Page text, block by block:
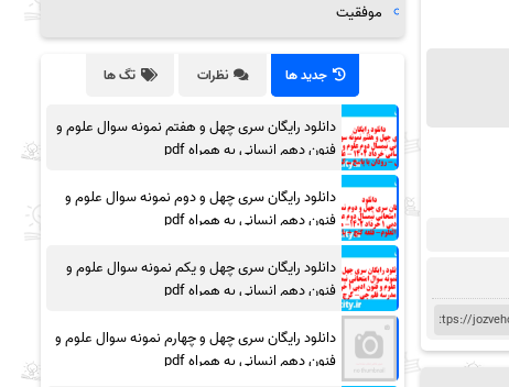
موفقیت
جدید ها نظرات تگ ها
دانلود رایگان سری چهل و هفتم نمونه سوال علوم و
فنون دهم انسانی به همراه pdf
دانلود رایگان سری چهل و دوم نمونه سوال علوم و
فنون دهم انسانی به همراه pdf
دانلود رایگان سری چهل و یکم نمونه سوال علوم و
فنون دهم انسانی به همراه pdf
دانلود رایگان سری چهل و چهارم نمونه سوال علوم و
فنون دهم انسانی به همراه pdf